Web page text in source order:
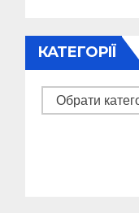
КАТЕГОРІЇ
Категорії